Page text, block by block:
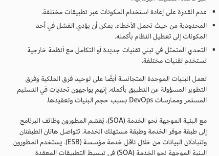
عدم القدرة على إعادة استخدام المكونات عبر تطبيقات مختلفة.
المحدودية من حيث تحمل الأخطاء. يمكن أن يؤدي الفشل في أحد
المكونات إلى تعطيل النظام بأكمله.
التحدي المتمثل في تبني تقنيات جديدة أو التكامل مع أنظمة خارجية
تستخدم تقنيات مختلفة.
تعمل البنيات الموحدة المتجانسة أيضًا على توحيد فرق الملكية وفرق
التطوير المسؤولة عن التطبيق بأكمله. إنهم يواجهون تحديات في التسليم
المستمر وممارسات DevOps بسبب حجم البنيات وتعقيدها.
مع البنية الموجهة نحو الخدمة (SOA)، يُقسّم المطورون وظائف البرنامج
إلى طبقة موفر الخدمة وطبقة مستهلك الخدمة. تتواصل هاتان الطبقتان
وتتبادلان البيانات من خلال ناقل خدمة مؤسسة (ESB). يستخدم المطورون
البنية الموجهة نحو الخدمة (SOA) في تبسيط التطبيقات المعقدة